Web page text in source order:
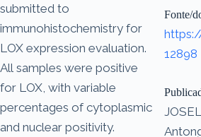
submitted to
immunohistochemistry for
LOX expression evaluation.
All samples were positive
for LOX, with variable
percentages of cytoplasmic
and nuclear positivity.
Fonte/
12898